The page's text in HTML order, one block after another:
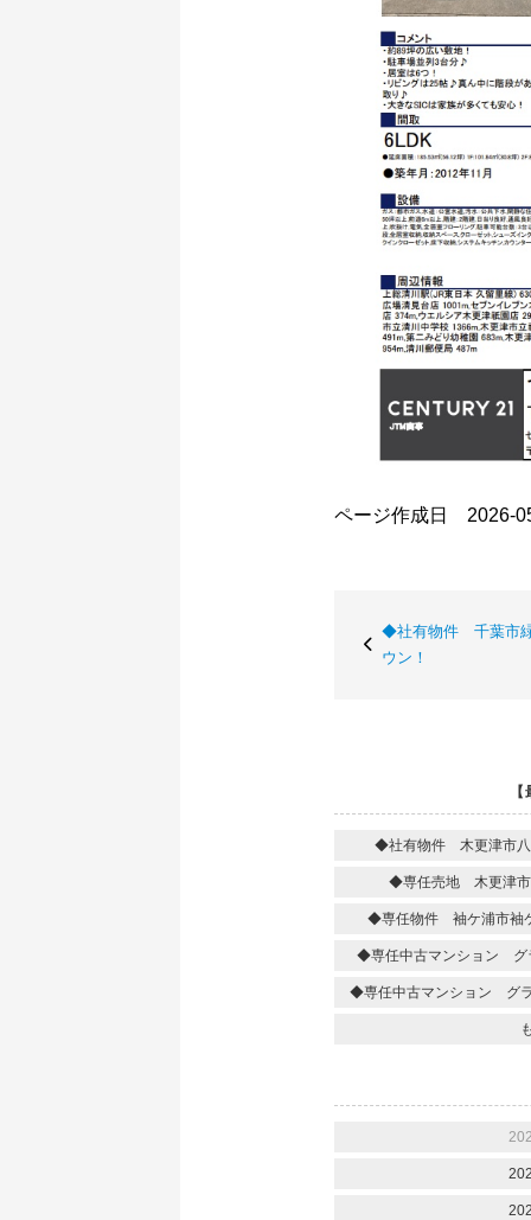
ページ作成日 2026-
◆社有物件 千葉市
ウン！
◆社有物件 木更津市八
◆専任売地 木更津市
◆専任物件 袖ケ浦市袖
◆専任中古マンション グ
◆専任中古マンション グ